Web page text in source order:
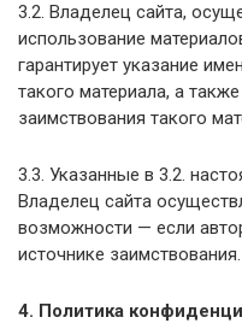
3.2. Владелец сайта,
использование
гарантирует указание
такого материала, а
заимствования такого
3.3. Указанные в 3.2.
Владелец сайта
возможности — если
источнике заимствования.
4. Политика